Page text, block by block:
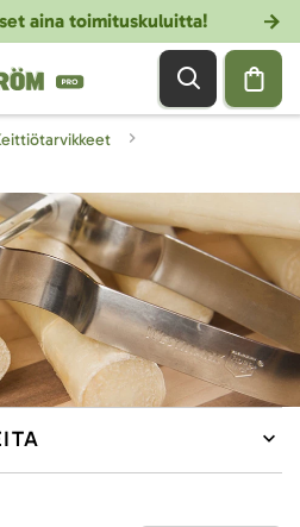
aina toimituskuluitta!
Keittiötarvikkeet